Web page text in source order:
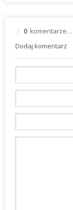
{ 0 komentarze…
Dodaj komentarz